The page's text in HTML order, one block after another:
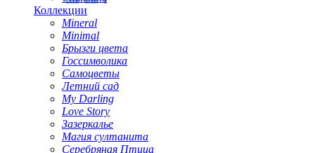
Коллекции
Mineral
Minimal
Брызги цвета
Госсимволика
Самоцветы
Летний сад
My Darling
Love Story
Зазеркалье
Магия султанита
Серебряная Птица